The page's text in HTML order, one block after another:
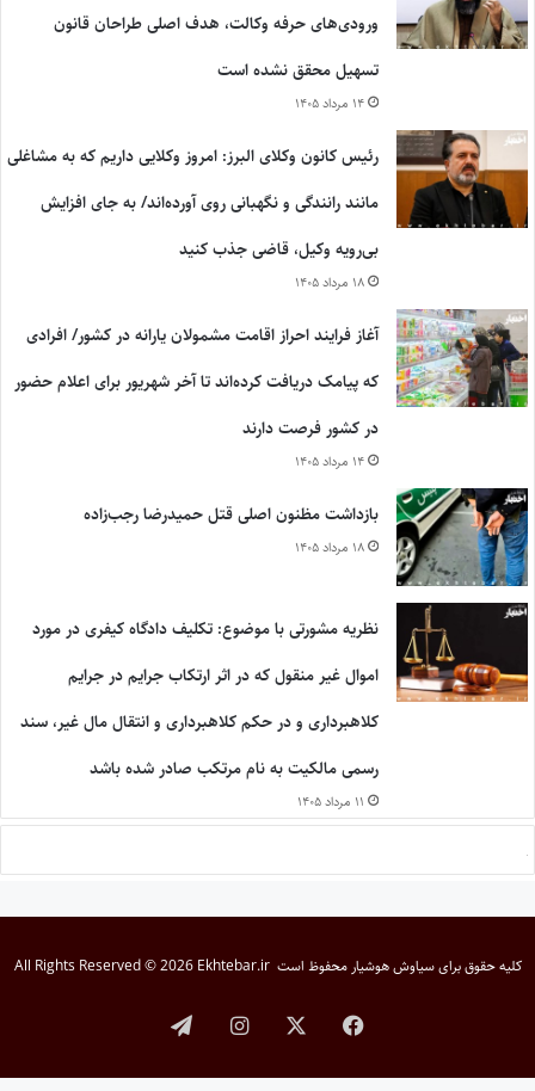
ورودی‌های حرفه وکالت، هدف اصلی طراحان قانون
تسهیل محقق نشده است
۱۴ مرداد ۱۴۰۵
رئیس کانون وکلای البرز: امروز وکلایی داریم که به مشاغلی
مانند رانندگی و نگهبانی روی آورده‌اند/ به جای افزایش
بی‌رویه وکیل، قاضی جذب کنید
۱۸ مرداد ۱۴۰۵
آغاز فرایند احراز اقامت مشمولان یارانه در کشور/ افرادی
که پیامک دریافت کرده‌اند تا آخر شهریور برای اعلام حضور
در کشور فرصت دارند
۱۴ مرداد ۱۴۰۵
بازداشت مظنون اصلی قتل حمیدرضا رجب‌زاده
۱۸ مرداد ۱۴۰۵
نظریه مشورتی با موضوع: تکلیف دادگاه کیفری در مورد
اموال غیر منقول که در اثر ارتکاب جرایم در جرایم
کلاهبرداری و در حکم کلاهبرداری و انتقال مال غیر، سند
رسمی مالکیت به نام مرتکب صادر شده باشد
۱۱ مرداد ۱۴۰۵
کلیه حقوق برایسیاوش هوشیار محفوظ است All Rights Reserved © 2026 Ekhtebar.ir